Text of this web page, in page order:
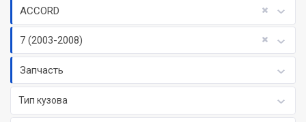
ACCORD
7 (2003-2008)
Запчасть
Тип кузова